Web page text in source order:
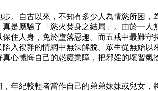
。自古以來，不知有多少人為情慾所困，
是應驗了「慾火焚身之結局」。由於一人
住人身，免於墮落惡趣。而五戒中最難守
入複雜的情網中無法解脫。眾生從無始以
心懺悔自己的愚癡業障，把邪婬的壞習氣
年紀較輕者當作自己的弟弟妹妹或兒女，